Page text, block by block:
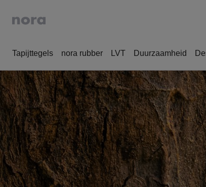
Tapijttegels nora rubber LVT Duurzaamheid